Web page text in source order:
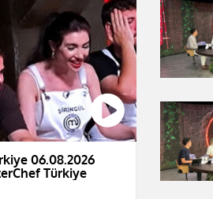
06.08.2026
Türkiye